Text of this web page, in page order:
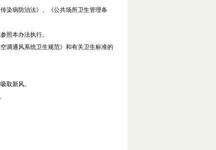
染病防治法》、《公共场所卫生管理条
照本办法执行。
调通风系统卫生规范》和有关卫生标准的
取新风。